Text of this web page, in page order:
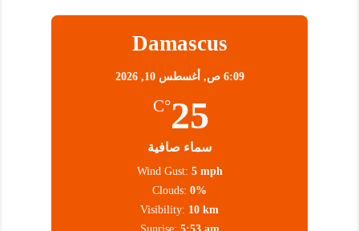
Damascus
6:09 ص, أغسطس 10, 2026
25
°C
سماء صافية
Wind Gust: 5 mph
Clouds: 0%
Visibility: 10 km